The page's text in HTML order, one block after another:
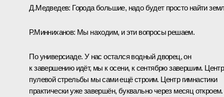
Д.Медведев: Города большие, надо будет просто найти
Р.Минниханов: Мы находим, и эти вопросы решаем.
По универсиаде. У нас остался водный дворец, он
к завершению идёт, мы к осени, к сентябрю завершим. Центр
пулевой стрельбы мы сами ещё строим. Центр гимнастики
практически уже завершён, буквально через месяц откроем.